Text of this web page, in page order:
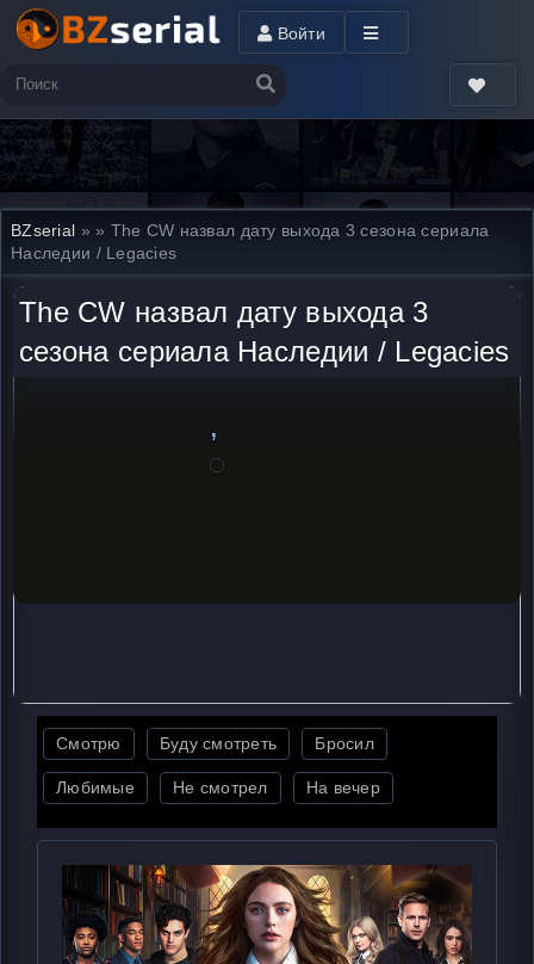
Войти
BZserial »» The CW назвал дату выхода 3 сезона сериала
Наследии / Legacies
The CW назвал дату выхода 3
сезона сериала Наследии / Legacies
,
Смотрю Буду смотреть Бросил
Любимые Не смотрел На вечер